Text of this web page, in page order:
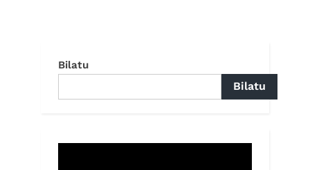
Bilatu
Bilatu